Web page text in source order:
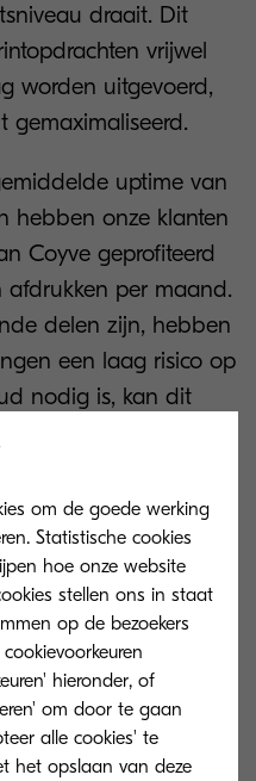
draait. Dit
vrijwel
worden uitgevoerd,
uptime van
hebben onze klanten
Coyve geprofiteerd
afdrukken per maand.
delen zijn, hebben
een laag risico op
nodig is, kan dit
beperkt.
van Kyocera
inkjetoplossing
de
voor de
om de goede werking
Statistische cookies
hoe onze website
stellen ons in staat
op de bezoekers
hieronder, of
om door te gaan
alle cookies' te
het opslaan van deze